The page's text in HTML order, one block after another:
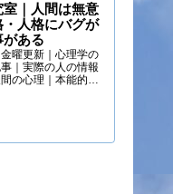
室｜人間は無意
・人格にバグが
がある
曜更新｜心理学の
｜実際の人の情報
の心理｜本能的心